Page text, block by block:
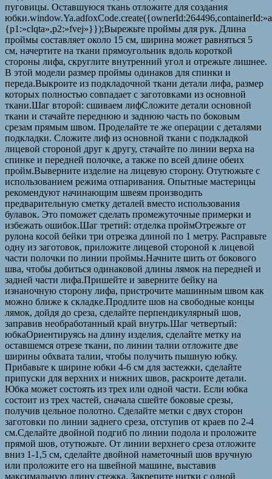
пуговицы. Оставшуюся ткань отложите для создания
{p1:»clqta»,p2:»fvej»}});Вырежьте проймы для рук. Длина
проймы составляет около 15 см, ширина может равняться 5
см, начертите на ткани прямоугольник вдоль короткой
стороны лифа, скруглите внутренний угол и отрежьте лишнее.
В этой модели размер проймы одинаков для спинки и
переда.Выкроите из подкладочной ткани детали лифа, размер
которых полностью совпадает с заготовками из основной
ткани.Шаг второй: сшиваем лифСложите детали основной
ткани и стачайте переднюю и заднюю часть по боковым
срезам прямым швом. Проделайте те же операции с деталями
подкладки. Сложите лиф из основной ткани с подкладкой
лицевой стороной друг к другу, стачайте по линии верха на
спинке и передней полочке, а также по всей длине обеих
пройм.Выверните изделие на лицевую сторону. Отутюжьте с
использованием режима отпаривания. Опытные мастерицы
рекомендуют начинающим швеям производить
предварительную сметку деталей вместо использования
булавок. Это поможет сделать промежуточные примерки и
избежать ошибок.Шаг третий: отделка проймОтрежьте от
рулона косой бейки три отрезка длиной по 1 метру. Расправьте
одну из заготовок, приложите лицевой стороной к лицевой
части полочки по линии проймы.Начните шить от бокового
шва, чтобы добиться одинаковой длины лямок на передней и
задней части лифа.Пришейте и заверните бейку на
изнаночную сторону лифа, пристрочите машинным швом как
можно ближе к складке.Продлите шов на свободные концы
лямок, дойдя до среза, сделайте перпендикулярный шов,
заправив необработанный край внутрь.Шаг четвертый:
юбкаОриентируясь на длину изделия, сделайте метку на
оставшемся отрезе ткани, по линии талии отложите две
ширины обхвата талии, чтобы получить пышную юбку.
Прибавьте к ширине юбки 4-6 см для застежки, сделайте
припуски для верхних и нижних швов, раскроите детали.
Юбка может состоять из трех или одной части. Если юбка
состоит из трех частей, сначала сшейте боковые срезы,
получив цельное полотно. Сделайте метки с двух сторон
заготовки по линии заднего среза, отступив от краев по 2-4
см.Сделайте двойной подгиб по линии подола и проложите
прямой шов, отутюжьте. От линии верхнего среза отложите
вниз 1-1,5 см, сделайте двойной наметочный шов вручную
или проложите его на швейной машине, выставив
максимальную длину стежка. Закрепите нитки с одной